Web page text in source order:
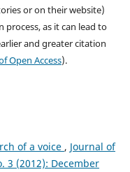
or on their website)
as it can lead to
and greater citation
Open Access).
of a voice , Journal of
3 (2012): December